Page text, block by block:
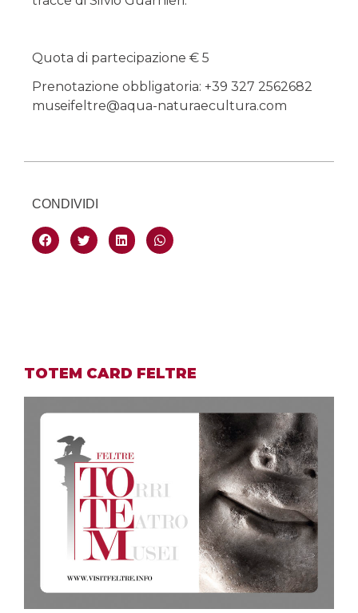
Quota di partecipazione € 5
Prenotazione obbligatoria: +39 327 2562682
museifeltre@aqua-naturaecultura.com
CONDIVIDI
TOTEM CARD FELTRE